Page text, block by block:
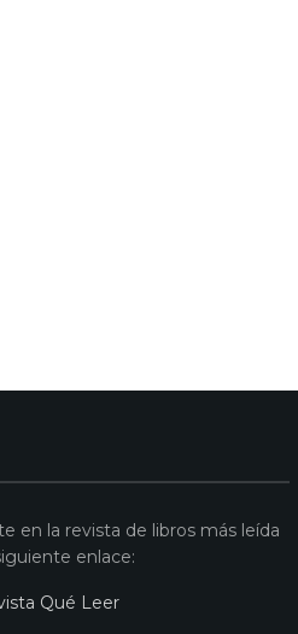
en la revista de libros más leída
enlace:
Qué Leer